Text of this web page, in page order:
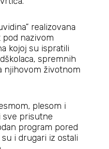
realizovana
pod nazivom
kojoj su ispratili
spremnih
njihovom životnom
plesom i
sve prisutne
program pored
i drugari iz ostali